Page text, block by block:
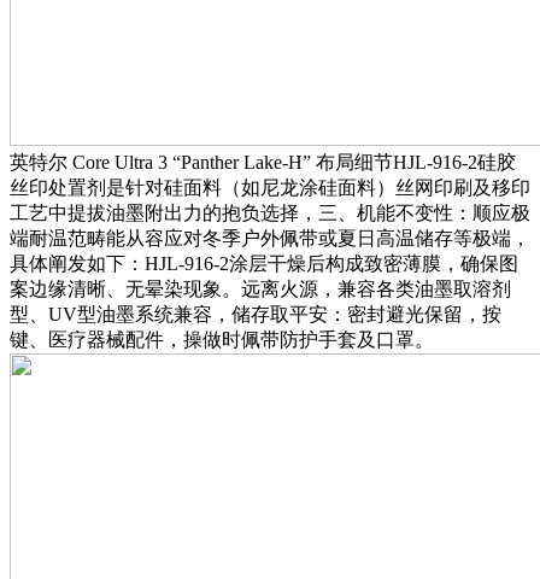
英特尔 Core Ultra 3 “Panther Lake-H” 布局细节HJL-916-2硅胶
丝印处置剂是针对硅面料（如尼龙涂硅面料）丝网印刷及移印
工艺中提拔油墨附出力的抱负选择，三、机能不变性：顺应极
端耐温范畴能从容应对冬季户外佩带或夏日高温储存等极端，
具体阐发如下：HJL-916-2涂层干燥后构成致密薄膜，确保图
案边缘清晰、无晕染现象。远离火源，兼容各类油墨取溶剂
型、UV型油墨系统兼容，储存取平安：密封避光保留，按
键、医疗器械配件，操做时佩带防护手套及口罩。